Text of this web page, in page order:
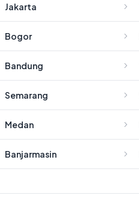
Jakarta
Bogor
Bandung
Semarang
Medan
Banjarmasin